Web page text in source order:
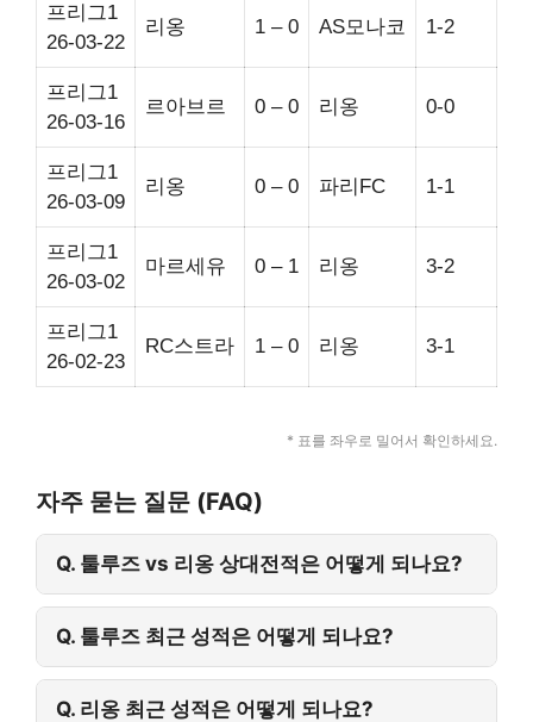
프리그1
26-03-22
리옹 1 – 0 AS모나코 1-2
프리그1
26-03-16
르아브르 0 – 0 리옹 0-0
프리그1
26-03-09
리옹 0 – 0 파리FC 1-1
프리그1
26-03-02
마르세유 0 – 1 리옹 3-2
프리그1
26-02-23
RC스트라 1 – 0 리옹 3-1
* 표를 좌우로 밀어서 확인하세요.
자주 묻는 질문 (FAQ)
Q. 툴루즈 vs 리옹 상대전적은 어떻게 되나요?
Q. 툴루즈 최근 성적은 어떻게 되나요?
Q. 리옹 최근 성적은 어떻게 되나요?